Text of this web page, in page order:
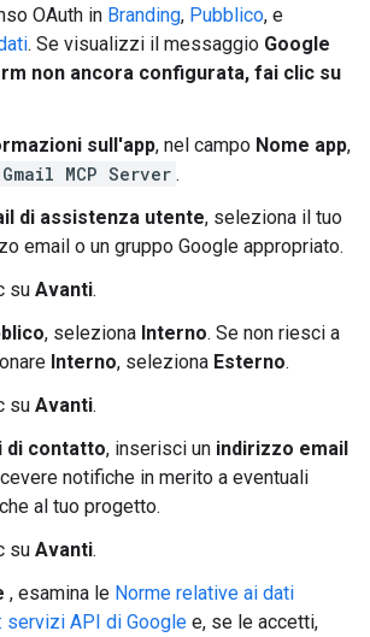
OAuth in Branding, Pubblico, e
. Se visualizzi il messaggio Google
non ancora configurata, fai clic su
sull'app, nel campo Nome app,
Gmail MCP Server .
di assistenza utente, seleziona il tuo
email o un gruppo Google appropriato.
su Avanti.
, seleziona Interno. Se non riesci a
Interno, seleziona Esterno.
su Avanti.
di contatto, inserisci un indirizzo email
notifiche in merito a eventuali
al tuo progetto.
su Avanti.
, esamina le Norme relative ai dati
servizi API di Google e, se le accetti,